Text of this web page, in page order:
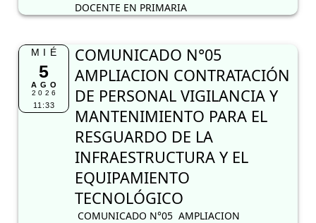
DOCENTE EN PRIMARIA
MIÉ
5
AGO
2026
11:33
COMUNICADO N°05
AMPLIACION CONTRATACIÓN
DE PERSONAL VIGILANCIA Y
MANTENIMIENTO PARA EL
RESGUARDO DE LA
INFRAESTRUCTURA Y EL
EQUIPAMIENTO
TECNOLÓGICO
COMUNICADO N°05 AMPLIACION